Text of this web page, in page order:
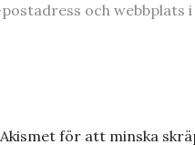
och webbplats
för att minska